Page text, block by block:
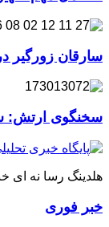
سارقان زورگیر
سخنگوی ارتش: سرنوشت ۳ خلبان
هلدینگ رسا نه ای
خبر فوری